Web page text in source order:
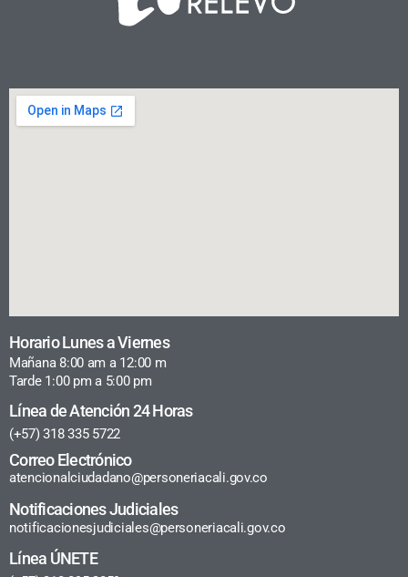
Horario Lunes a Viernes
Mañana 8:00 am a 12:00 m
Tarde 1:00 pm a 5:00 pm
Línea de Atención 24 Horas
(+57) 318 335 5722
Correo Electrónico
atencionalciudadano@personeriacali.gov.co
Notificaciones Judiciales
notificacionesjudiciales@personeriacali.gov.co
Línea ÚNETE